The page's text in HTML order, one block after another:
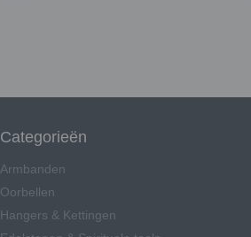
Categorieën
Armbanden
Oorbellen
Hangers & Kettingen